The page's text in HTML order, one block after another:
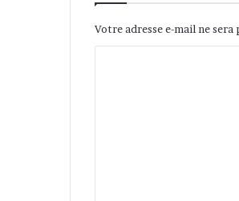
Votre adresse e-mail ne sera